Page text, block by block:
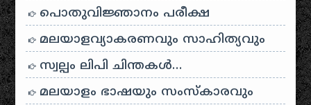
പൊതുവിജ്ഞാനം പരീക്ഷ
മലയാളവ്യാകരണവും സാഹിത്യവും
സ്വല്പം ലിപി ചിന്തകൾ…
മലയാളം ഭാഷയും സംസ്കാരവും